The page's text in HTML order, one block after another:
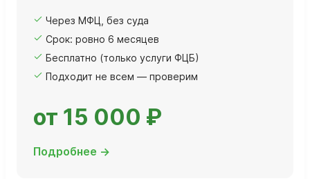
Через МФЦ, без суда
Срок: ровно 6 месяцев
Бесплатно (только услуги ФЦБ)
Подходит не всем — проверим
от 15 000 ₽
Подробнее →